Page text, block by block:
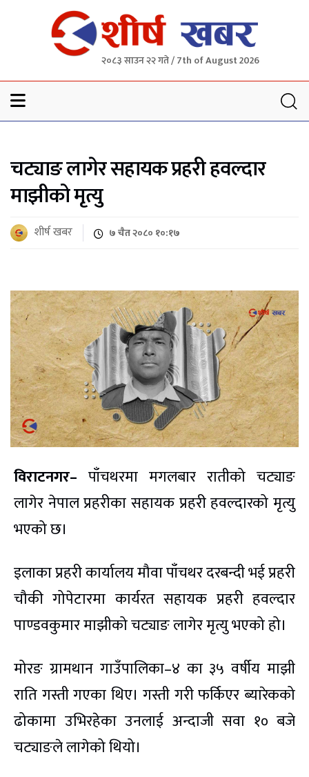
२०८३ साउन २२ गते / 7th of August 2026
चट्याङ लागेर सहायक प्रहरी हवल्दार
माझीको मृत्यु
शीर्ष खबर ७ चैत २०८० १०:१७
विराटनगर– पाँचथरमा मगलबार रातीको चट्याङ
लागेर नेपाल प्रहरीका सहायक प्रहरी हवल्दारको मृत्यु
भएको छ।
इलाका प्रहरी कार्यालय मौवा पाँचथर दरबन्दी भई प्रहरी
चौकी गोपेटारमा कार्यरत सहायक प्रहरी हवल्दार
पाण्डवकुमार माझीको चट्याङ लागेर मृत्यु भएको हो।
मोरङ ग्रामथान गाउँपालिका–४ का ३५ वर्षीय माझी
राति गस्ती गएका थिए। गस्ती गरी फर्किएर ब्यारेकको
ढोकामा उभिरहेका उनलाई अन्दाजी सवा १० बजे
चट्याङले लागेको थियो।